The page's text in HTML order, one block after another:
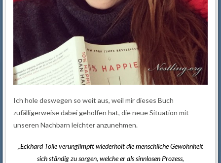
Ich hole deswegen so weit aus, weil mir dieses Buch
zufälligerweise dabei geholfen hat, die neue Situation mit
unseren Nachbarn leichter anzunehmen.
„Eckhard Tolle verunglimpft wiederholt die menschliche Gewohnheit
sich ständig zu sorgen, welche er als sinnlosen Prozess,